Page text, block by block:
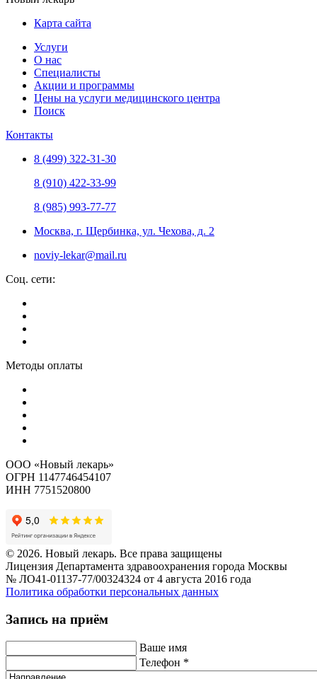
Карта сайта
Услуги
О нас
Специалисты
Акции и программы
Цены на услуги медицинского центра
Поиск
Контакты
8 (499) 322-31-30
8 (910) 422-33-99
8 (985) 993-77-77
Москва, г. Щербинка, ул. Чехова, д. 2
noviy-lekar@mail.ru
Соц. сети:
Методы оплаты
ООО «Новый лекарь»
ОГРН 1147746454107
ИНН 7751520800
© 2026. Новый лекарь. Все права защищены
Лицензия Департамента здравоохранения города Москвы
№ ЛО41-01137-77/00324324 от 4 августа 2016 года
Политика обработки персональных данных
Запись на приём
Ваше имя
Телефон *